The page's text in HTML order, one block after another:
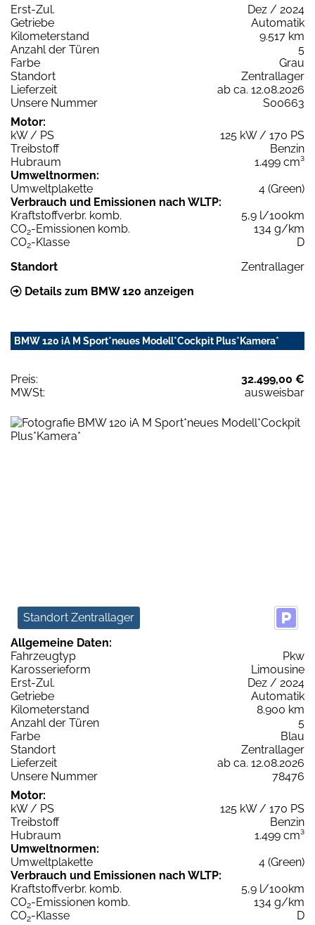
Erst-Zul.
Dez / 2024
Getriebe
Automatik
Kilometerstand
9.517 km
Anzahl der Türen
5
Farbe
Grau
Standort
Zentrallager
Lieferzeit
ab ca. 12.08.2026
Unsere Nummer
S00663
Motor:
kW / PS
125 kW / 170 PS
Treibstoff
Benzin
Hubraum
1.499 cm³
Umweltnormen:
Umweltplakette
4 (Green)
Verbrauch und Emissionen nach WLTP:
Kraftstoffverbr. komb.
5,9 l/100km
CO2-Emissionen komb.
134 g/km
CO2-Klasse
D
Standort
Zentrallager
Details zum BMW 120 anzeigen
BMW 120 iA M Sport*neues Modell*Cockpit Plus*Kamera*
Preis:
32.499,00 €
MWSt:
ausweisbar
Standort Zentrallager
Allgemeine Daten:
Fahrzeugtyp
Pkw
Karosserieform
Limousine
Erst-Zul.
Dez / 2024
Getriebe
Automatik
Kilometerstand
8.900 km
Anzahl der Türen
5
Farbe
Blau
Standort
Zentrallager
Lieferzeit
ab ca. 12.08.2026
Unsere Nummer
78476
Motor:
kW / PS
125 kW / 170 PS
Treibstoff
Benzin
Hubraum
1.499 cm³
Umweltnormen:
Umweltplakette
4 (Green)
Verbrauch und Emissionen nach WLTP:
Kraftstoffverbr. komb.
5,9 l/100km
CO2-Emissionen komb.
134 g/km
CO2-Klasse
D